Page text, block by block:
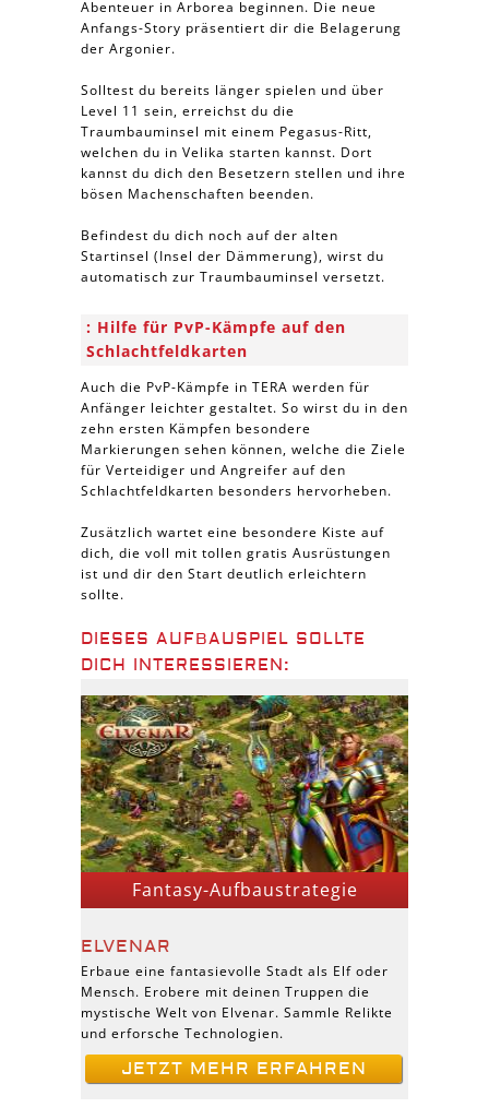
Abenteuer in Arborea beginnen. Die neue
Anfangs-Story präsentiert dir die Belagerung
der Argonier.
Solltest du bereits länger spielen und über
Level 11 sein, erreichst du die
Traumbauminsel mit einem Pegasus-Ritt,
welchen du in Velika starten kannst. Dort
kannst du dich den Besetzern stellen und ihre
bösen Machenschaften beenden.
Befindest du dich noch auf der alten
Startinsel (Insel der Dämmerung), wirst du
automatisch zur Traumbauminsel versetzt.
Hilfe für PvP-Kämpfe auf den
Schlachtfeldkarten
Auch die PvP-Kämpfe in TERA werden für
Anfänger leichter gestaltet. So wirst du in den
zehn ersten Kämpfen besondere
Markierungen sehen können, welche die Ziele
für Verteidiger und Angreifer auf den
Schlachtfeldkarten besonders hervorheben.
Zusätzlich wartet eine besondere Kiste auf
dich, die voll mit tollen gratis Ausrüstungen
ist und dir den Start deutlich erleichtern
sollte.
DIESES AUFBAUSPIEL SOLLTE
DICH INTERESSIEREN:
Fantasy-Aufbaustrategie
ELVENAR
Erbaue eine fantasievolle Stadt als Elf oder
Mensch. Erobere mit deinen Truppen die
mystische Welt von Elvenar. Sammle Relikte
und erforsche Technologien.
JETZT MEHR ERFAHREN